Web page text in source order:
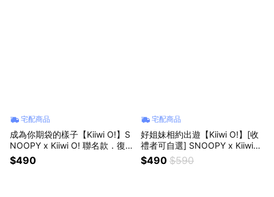
宅配商品
成為你期袋的樣子【Kiiwi O!】S
NOOPY x Kiiwi O! 聯名款．復
古隨行斜背袋 (共4色可選) 斜背
袋 出遊 購物 逛街 旅行 輕巧耐裝
$490
宅配商品
好姐妹相約出遊【Kiiwi O!】[收
禮者可自選] SNOOPY x Kiiwi
O! 聯名款．太空感澎澎實用手袋
(共5色可選) 出遊 購物 輕巧便利
$490 $590